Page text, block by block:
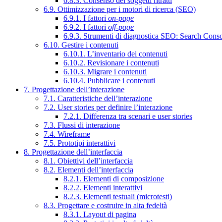
6.9. Ottimizzazione per i motori di ricerca (SEO)
6.9.1. I fattori on-page
6.9.2. I fattori off-page
6.9.3. Strumenti di diagnostica SEO: Search
6.10. Gestire i contenuti
6.10.1. L’inventario dei contenuti
6.10.2. Revisionare i contenuti
6.10.3. Migrare i contenuti
6.10.4. Pubblicare i contenuti
7. Progettazione dell’interazione
7.1. Caratteristiche dell’interazione
7.2. User stories per definire l’interazione
7.2.1. Differenza tra scenari e user stories
7.3. Flussi di interazione
7.4. Wireframe
7.5. Prototipi interattivi
8. Progettazione dell’interfaccia
8.1. Obiettivi dell’interfaccia
8.2. Elementi dell’interfaccia
8.2.1. Elementi di composizione
8.2.2. Elementi interattivi
8.2.3. Elementi testuali (microtesti)
8.3. Progettare e costruire in alta fedeltà
8.3.1. Layout di pagina